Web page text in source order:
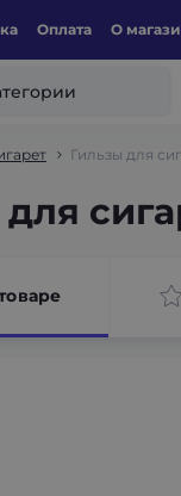
Оплата О
Гильзы для